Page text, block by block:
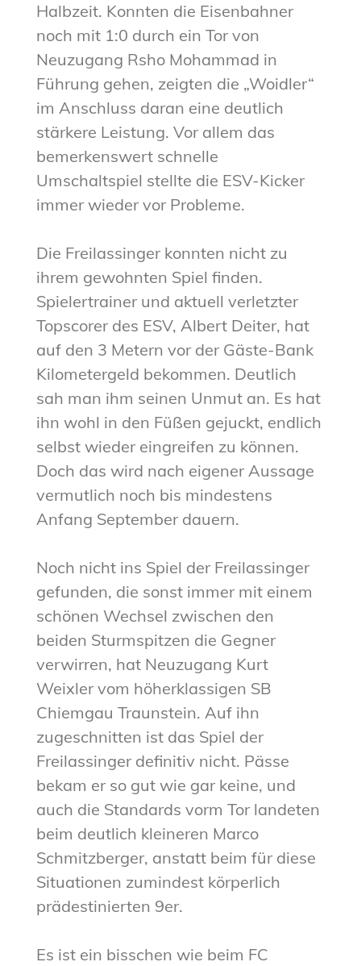
Halbzeit. Konnten die Eisenbahner
noch mit 1:0 durch ein Tor von
Neuzugang Rsho Mohammad in
Führung gehen, zeigten die „Woidler“
im Anschluss daran eine deutlich
stärkere Leistung. Vor allem das
bemerkenswert schnelle
Umschaltspiel stellte die ESV-Kicker
immer wieder vor Probleme.
Die Freilassinger konnten nicht zu
ihrem gewohnten Spiel finden.
Spielertrainer und aktuell verletzter
Topscorer des ESV, Albert Deiter, hat
auf den 3 Metern vor der Gäste-Bank
Kilometergeld bekommen. Deutlich
sah man ihm seinen Unmut an. Es hat
ihn wohl in den Füßen gejuckt, endlich
selbst wieder eingreifen zu können.
Doch das wird nach eigener Aussage
vermutlich noch bis mindestens
Anfang September dauern.
Noch nicht ins Spiel der Freilassinger
gefunden, die sonst immer mit einem
schönen Wechsel zwischen den
beiden Sturmspitzen die Gegner
verwirren, hat Neuzugang Kurt
Weixler vom höherklassigen SB
Chiemgau Traunstein. Auf ihn
zugeschnitten ist das Spiel der
Freilassinger definitiv nicht. Pässe
bekam er so gut wie gar keine, und
auch die Standards vorm Tor landeten
beim deutlich kleineren Marco
Schmitzberger, anstatt beim für diese
Situationen zumindest körperlich
prädestinierten 9er.
Es ist ein bisschen wie beim FC